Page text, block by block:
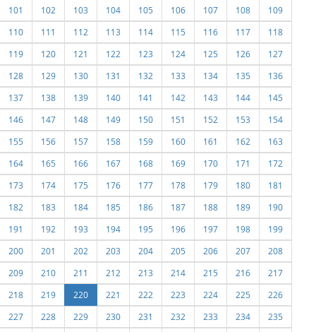
101
102 103 104 105 106 107 108
109
110
111 112 113 114 115 116 117
118
119
120 121 122 123 124 125 126
127
128
129 130 131 132 133 134 135
136
137
138 139 140 141 142 143 144
145
146
147 148 149 150 151 152 153
154
155
156 157 158 159 160 161 162
163
164
165 166 167 168 169 170 171
172
173
174 175 176 177 178 179 180
181
182
183 184 185 186 187 188 189
190
191
192 193 194 195 196 197 198
199
200
201 202 203 204 205 206 207
208
209
210 211 212 213 214 215 216
217
218
219 220 221 222 223 224 225
226
227
228 229 230 231 232 233 234
235